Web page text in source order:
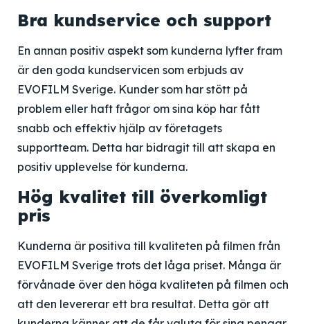
Bra kundservice och support
En annan positiv aspekt som kunderna lyfter fram
är den goda kundservicen som erbjuds av
EVOFILM Sverige. Kunder som har stött på
problem eller haft frågor om sina köp har fått
snabb och effektiv hjälp av företagets
supportteam. Detta har bidragit till att skapa en
positiv upplevelse för kunderna.
Hög kvalitet till överkomligt
pris
Kunderna är positiva till kvaliteten på filmen från
EVOFILM Sverige trots det låga priset. Många är
förvånade över den höga kvaliteten på filmen och
att den levererar ett bra resultat. Detta gör att